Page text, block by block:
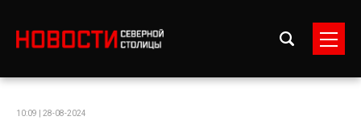
10:09 | 28-08-2024